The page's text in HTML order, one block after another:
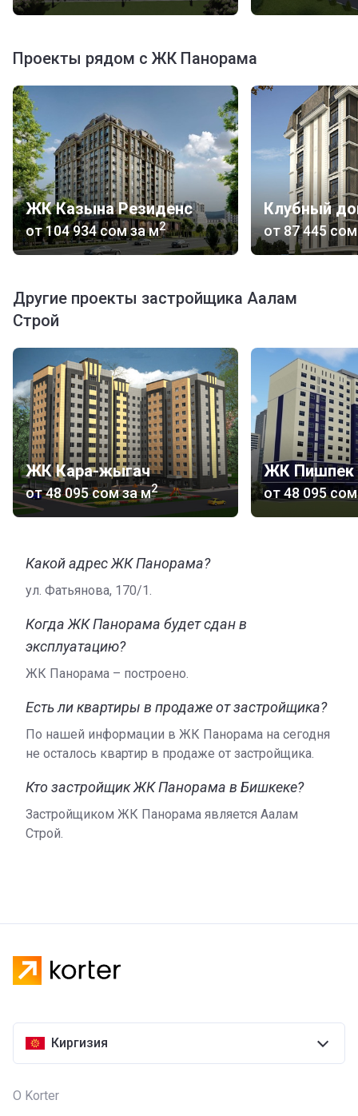
Проекты рядом с ЖК Панорама
ЖК Казына Резиденс
от‍104 934 сомза м2
Клубный
от‍87 445 сом
Другие проекты застройщика Аалам
Строй
ЖК Кара-жыгач
от‍48 095 сомза м2 от‍48 095 сом
Какой адрес ЖК Панорама?
ул. Фатьянова, 170/1.
Когда ЖК Панорама будет сдан в
эксплуатацию?
ЖК Панорама – построено.
Есть ли квартиры в продаже от застройщика?
По нашей информации в ЖК Панорама на сегодня
не осталось квартир в продаже от застройщика.
Кто застройщик ЖК Панорама в Бишкеке?
Застройщиком ЖК Панорама является Аалам
Строй.
Киргизия
О Korter